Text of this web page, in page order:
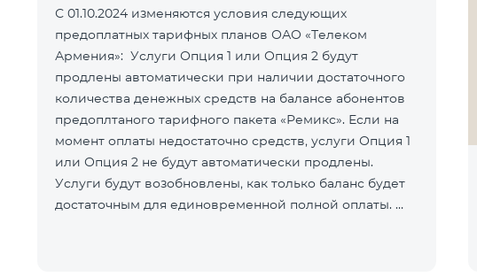
С 01.10.2024 изменяются условия следующих
предоплатных тарифных планов ОАО «Телеком
Армения»: Услуги Опция 1 или Опция 2 будут
продлены автоматически при наличии достаточного
количества денежных средств на балансе абонентов
предоплтаного тарифного пакета «Ремикс». Если на
момент оплаты недостаточно средств, услуги Опция 1
или Опция 2 не будут автоматически продлены.
Услуги будут возобновлены, как только баланс будет
достаточным для единовременной полной оплаты.